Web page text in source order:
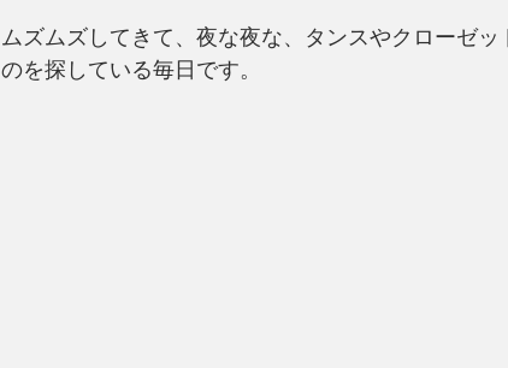
ズムズしてきて、夜な夜な、タンスやクローゼッ
を探している毎日です。